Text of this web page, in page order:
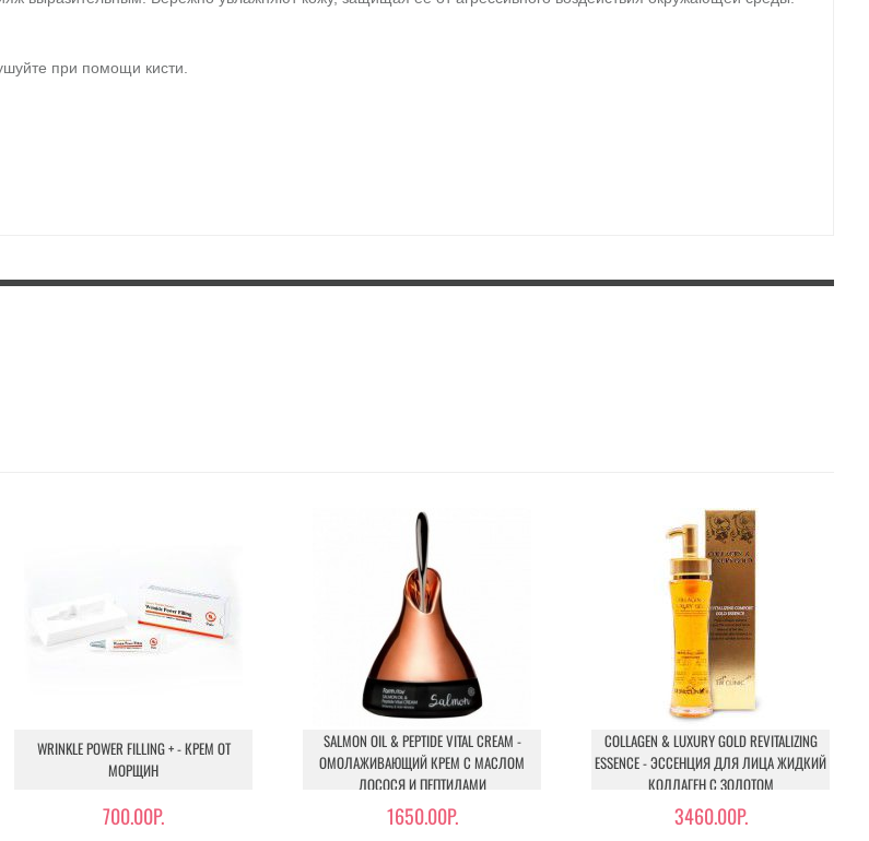
при помощи кисти.
WRINKLE POWER FILLING + - КРЕМ ОТ
МОРЩИН
700.00Р.
SALMON OIL & PEPTIDE VITAL CREAM -
ОМОЛАЖИВАЮЩИЙ КРЕМ С МАСЛОМ
ЛОСОСЯ И ПЕПТИДАМИ
1650.00Р.
COLLAGEN & LUXURY GOLD REVITALIZING
ESSENCE - ЭССЕНЦИЯ ДЛЯ ЛИЦА ЖИДКИЙ
КОЛЛАГЕН С ЗОЛОТОМ
3460.00Р.